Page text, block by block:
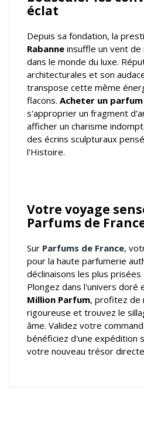
éclat
Depuis sa fondation, la
Rabanne insuffle un vent
dans le monde du luxe.
architecturales et son
transpose cette même
flacons. Acheter un parfum
s'approprier un fragment
afficher un charisme
des écrins sculpturaux
l'Histoire.
Votre voyage
Parfums de
Sur Parfums de France,
pour la haute parfumerie
déclinaisons les plus prisées
Plongez dans l'univers doré
Million Parfum, profitez de
rigoureuse et trouvez le
âme. Validez votre
bénéficiez d'une expédition
votre nouveau trésor